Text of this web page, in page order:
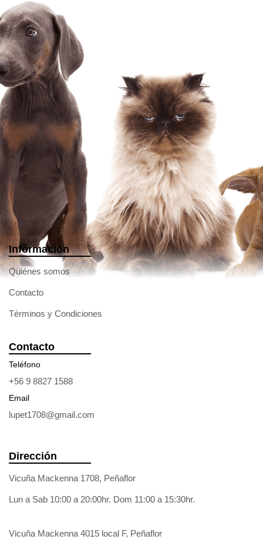
Información
Quiénes somos
Contacto
Términos y Condiciones
Contacto
Teléfono
+56 9 8827 1588
Email
lupet1708@gmail.com
Dirección
Vicuña Mackenna 1708, Peñaflor
Lun a Sab 10:00 a 20:00hr. Dom 11:00 a 15:30hr.
Vicuña Mackenna 4015 local F, Peñaflor